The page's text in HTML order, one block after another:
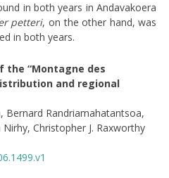
in both years in Andavakoera
petteri, on the other hand, was
in both years.
the “Montagne des
and regional
Bernard Randriamahatantsoa,
Christopher J. Raxworthy